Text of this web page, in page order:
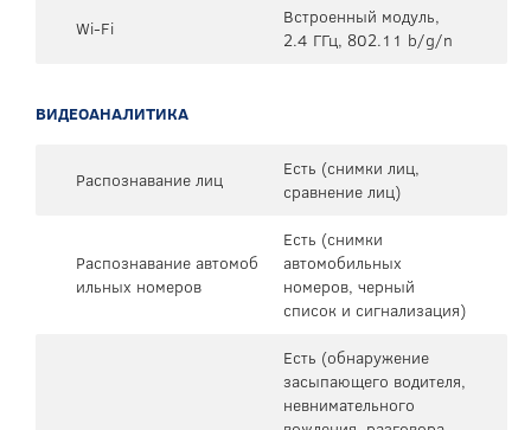
Wi-Fi
Встроенный модуль,
2.4 ГГц, 802.11 b/g/n
ВИДЕОАНАЛИТИКА
Распознавание лиц
Есть (снимки лиц,
сравнение лиц)
Распознавание автомоб
ильных номеров
Есть (снимки
автомобильных
номеров, черный
список и сигнализация)
Есть (обнаружение
засыпающего водителя,
невнимательного